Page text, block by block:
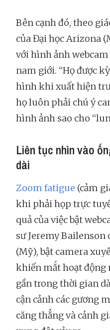
Bên cạnh đó, theo
của Đại học Arizona
với hình ảnh
nam giới. “Họ được
hình khi xuất hiện
họ luôn phải chú ý
hình ảnh sao cho
Liên tục nhìn vào
dài
Zoom fatigue (cảm
khi phải họp trực
quả của việc bật
sư Jeremy Bailenson
(Mỹ), bật camera
khiến mắt hoạt
gần trong thời gian
cận cảnh các gương
căng thẳng và cảnh